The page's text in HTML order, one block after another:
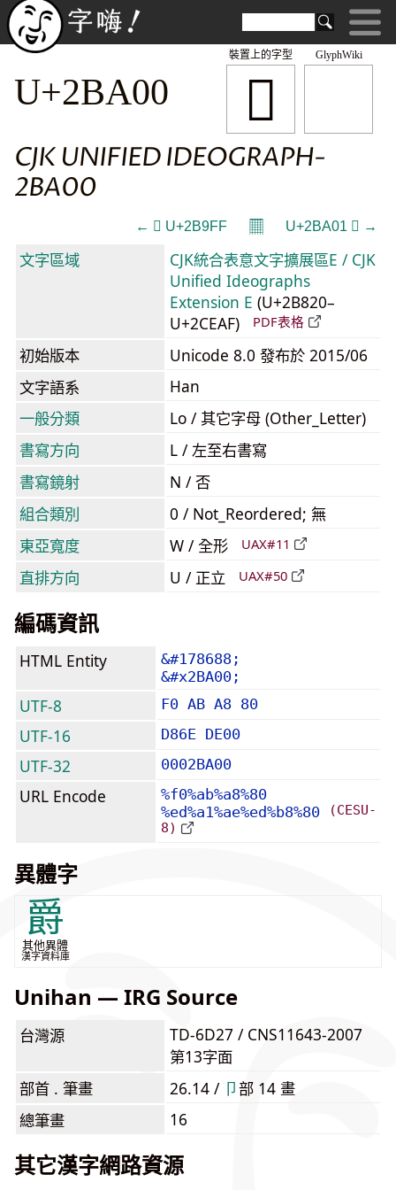
GlyphWiki
𫨀
裝置上的字型
U+2BA00
CJK UNIFIED IDEOGRAPH-
2BA00
← 𫧿 U+2B9FF 𝄜 U+2BA01 𫨁 →
文字區域
CJK統合表意文字擴展區E / CJK
Unified Ideographs
Extension E (U+2B820–
U+2CEAF)
PDF表格
初始版本
Unicode 8.0 發布於 2015/06
文字語系
Han
一般分類
Lo / 其它字母 (Other_Letter)
書寫方向
L / 左至右書寫
書寫鏡射
N / 否
組合類別
0 / Not_Reordered; 無
東亞寬度
W / 全形 UAX#11
直排方向 U / 正立 UAX#50
編碼資訊
HTML Entity
&#178688;
&#x2BA00;
UTF-8 F0 AB A8 80
UTF-16 D86E DE00
UTF-32 0002BA00
URL Encode
%f0%ab%a8%80
%ed%a1%ae%ed%b8%80
(CESU-
8)
異體字
爵
其他異體
漢字資料庫
Unihan — IRG Source
台灣源
TD-6D27 / CNS11643-2007
第13字面
部首 . 筆畫
26.14 / ⼙部 14 畫
總筆畫
16
其它漢字網路資源